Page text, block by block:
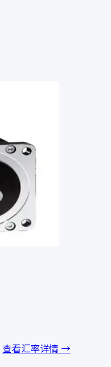
查看汇率详情 →